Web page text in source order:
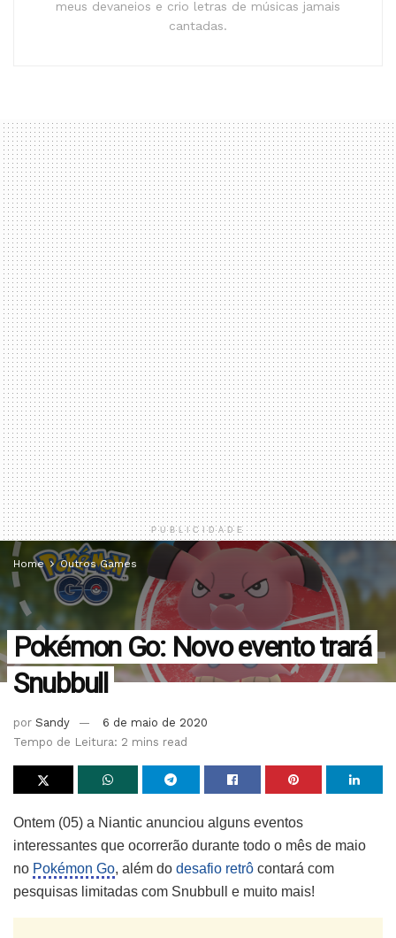
meus devaneios e crio letras de músicas jamais
cantadas.
PUBLICIDADE
Home Outros Games
Pokémon Go: Novo evento trará
Snubbull
por Sandy
6 de maio de 2020
Tempo de Leitura: 2 mins read
Ontem (05) a Niantic anunciou alguns eventos
interessantes que ocorrerão durante todo o mês de maio
no Pokémon Go, além do desafio retrô contará com
pesquisas limitadas com Snubbull e muito mais!